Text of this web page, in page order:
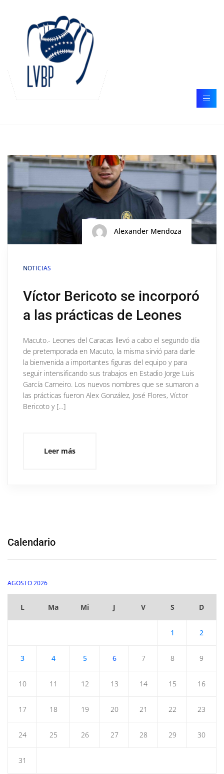
Alexander Mendoza
NOTICIAS
Víctor Bericoto se incorporó
a las prácticas de Leones
Macuto.- Leones del Caracas llevó a cabo el segundo día
de pretemporada en Macuto, la misma sirvió para darle
la bienvenida a importantes figuras del equipo y para
seguir intensificando sus trabajos en Estadio Jorge Luis
García Carneiro. Los nuevos nombres que se sumaron a
las prácticas fueron Alex González, José Flores, Víctor
Bericoto y […]
Leer más
Calendario
AGOSTO 2026
L Ma Mi J V S D
1 2
3 4 5 6 7 8 9
10 11 12 13 14 15 16
17 18 19 20 21 22 23
24 25 26 27 28 29 30
31